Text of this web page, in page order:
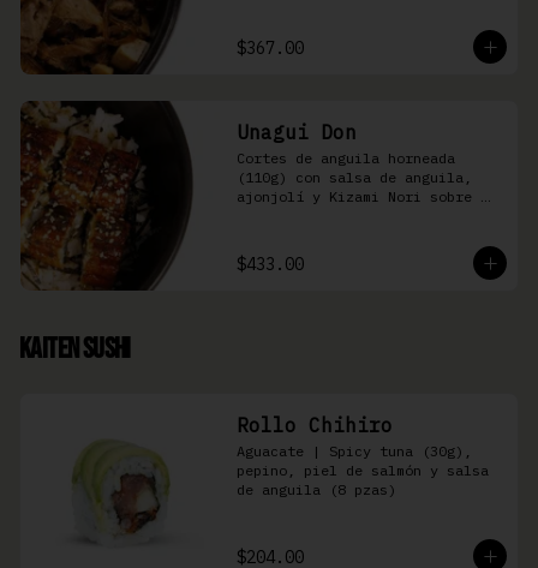
$367.00
Unagui Don
Cortes de anguila horneada
(110g) con salsa de anguila,
ajonjolí y Kizami Nori sobre
$433.00
Kaiten Sushi
Rollo Chihiro
Aguacate | Spicy tuna (30g),
pepino, piel de salmón y salsa
de anguila (8 pzas)
$204.00